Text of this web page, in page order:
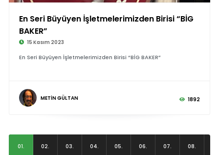
En Seri Büyüyen İşletmelerimizden Birisi “BİG
BAKER”
15 Kasım 2023
En Seri Büyüyen İşletmelerimizden Birisi “BİG BAKER”
METİN GÜLTAN 1892
01. 02. 03. 04. 05. 06. 07. 08.